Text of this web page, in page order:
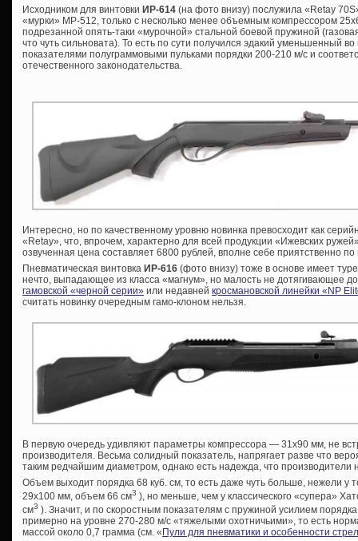
Исходником для винтовки ИР-614 (на фото внизу) послужила «Retay
«мурки» МР-512, только с несколько менее объемным компрессором
подрезанной опять-таки «мурочной» стальной боевой пружиной
что чуть сильновата). То есть по сути получился эдакий уменьшенный
показателями полуграммовыми пульками порядки 200-210 м/с и
отечественного законодательства.
Интересно, но по качественному уровню новинка превосходит как
«Retay», что, впрочем, характерно для всей продукции «Ижевских
озвученная цена составляет 6800 рублей, вполне себе приятственно
Пневматическая винтовка ИР-616 (фото внизу) тоже в основе имеет
нечто, выпадающее из класса «магнум», но малость не дотягивающее
гамовской «черной серии» или недавней кросмановской линейки «NP
считать новинку очередным гамо-клоном нельзя.
В первую очередь удивляют параметры компрессора — 31х90 мм, не
производителя. Весьма солидный показатель, напрягает разве что
таким редчайшим диаметром, однако есть надежда, что производители
Объем выходит порядка 68 куб. см, то есть даже чуть больше, нежели у
29х100 мм, объем 66 см3 ), но меньше, чем у классического «супера»
см3 ). Значит, и по скоростным показателям с пружиной усилием
примерно на уровне 270-280 м/с «тяжелыми охотничьими», то есть
массой около 0,7 грамма (см. «Пули для пневматики и особенности